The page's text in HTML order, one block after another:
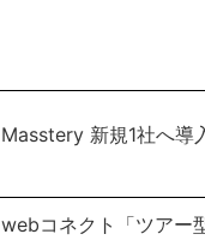
Masstery 新規1社へ導
webコネクト「ツアー